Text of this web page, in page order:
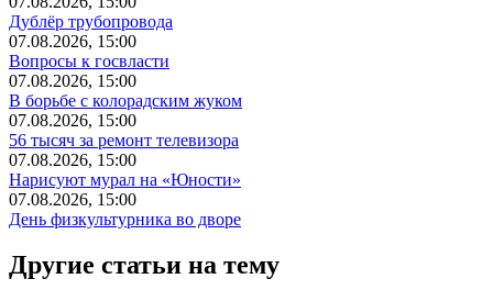
Дублёр трубопровода
07.08.2026, 15:00
Вопросы к госвласти
07.08.2026, 15:00
В борьбе с колорадским жуком
07.08.2026, 15:00
56 тысяч за ремонт телевизора
07.08.2026, 15:00
Нарисуют мурал на «Юности»
07.08.2026, 15:00
День физкультурника во дворе
Другие статьи на тему